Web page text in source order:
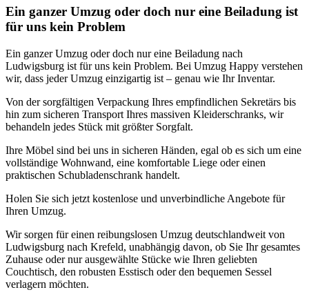
Ein ganzer Umzug oder doch nur eine Beiladung ist
für uns kein Problem
Ein ganzer Umzug oder doch nur eine Beiladung nach
Ludwigsburg ist für uns kein Problem. Bei Umzug Happy verstehen
wir, dass jeder Umzug einzigartig ist – genau wie Ihr Inventar.
Von der sorgfältigen Verpackung Ihres empfindlichen Sekretärs bis
hin zum sicheren Transport Ihres massiven Kleiderschranks, wir
behandeln jedes Stück mit größter Sorgfalt.
Ihre Möbel sind bei uns in sicheren Händen, egal ob es sich um eine
vollständige Wohnwand, eine komfortable Liege oder einen
praktischen Schubladenschrank handelt.
Holen Sie sich jetzt kostenlose und unverbindliche Angebote für
Ihren Umzug.
Wir sorgen für einen reibungslosen Umzug deutschlandweit von
Ludwigsburg nach Krefeld, unabhängig davon, ob Sie Ihr gesamtes
Zuhause oder nur ausgewählte Stücke wie Ihren geliebten
Couchtisch, den robusten Esstisch oder den bequemen Sessel
verlagern möchten.